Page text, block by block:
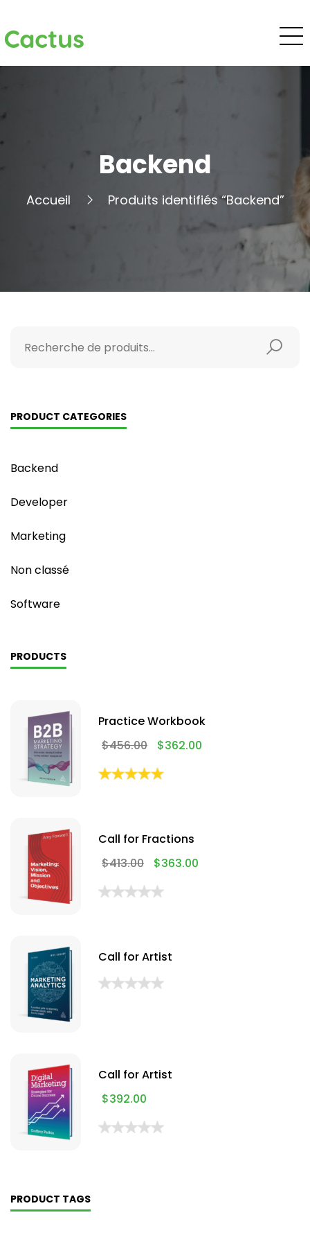
Cactus
Backend
Accueil Produits identifiés “Backend”
PRODUCT CATEGORIES
Backend
Developer
Marketing
Non classé
Software
PRODUCTS
Practice Workbook
$456.00 $362.00
Call for Fractions
$413.00 $363.00
Call for Artist
Call for Artist
$392.00
PRODUCT TAGS